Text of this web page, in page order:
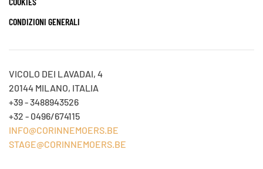
CONDIZIONI GENERALI
VICOLO DEI LAVADAI, 4
20144 MILANO, ITALIA
+39 - 3488943526
+32 - 0496/674115
INFO@CORINNEMOERS.BE
STAGE@CORINNEMOERS.BE